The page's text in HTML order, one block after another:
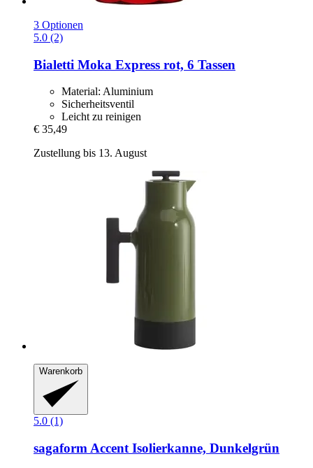
3 Optionen
5.0 (2)
Bialetti Moka Express rot, 6 Tassen
Material: Aluminium
Sicherheitsventil
Leicht zu reinigen
€ 35,49
Zustellung bis 13. August
Warenkorb
5.0 (1)
sagaform Accent Isolierkanne, Dunkelgrün